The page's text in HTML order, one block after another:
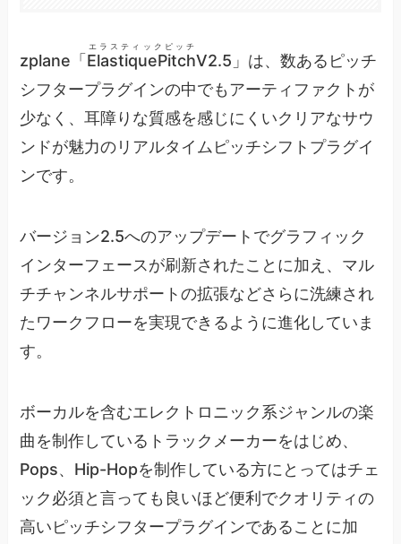
zplane「 ElastiquePitch
エラスティックピッチ
V2.5」は、数あるピッチ
シフタープラグインの中でもアーティファクトが
少なく、耳障りな質感を感じにくいクリアなサウ
ンドが魅力のリアルタイムピッチシフトプラグイ
ンです。
バージョン2.5へのアップデートでグラフィック
インターフェースが刷新されたことに加え、マル
チチャンネルサポートの拡張などさらに洗練され
たワークフローを実現できるように進化していま
す。
ボーカルを含むエレクトロニック系ジャンルの楽
曲を制作しているトラックメーカーをはじめ、
Pops、Hip-Hopを制作している方にとってはチェ
ック必須と言っても良いほど便利でクオリティの
高いピッチシフタープラグインであることに加